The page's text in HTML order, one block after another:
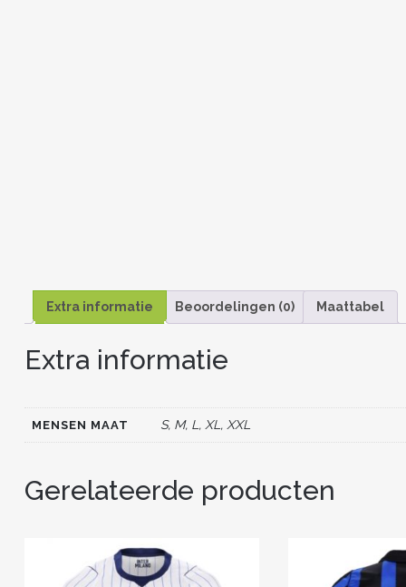
Extra informatie Beoordelingen (0) Maattabel
Extra informatie
MENSEN MAAT S, M, L, XL, XXL
Gerelateerde producten